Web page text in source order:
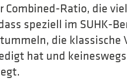
Ratio, die
speziell im SUHK-
die
hat und